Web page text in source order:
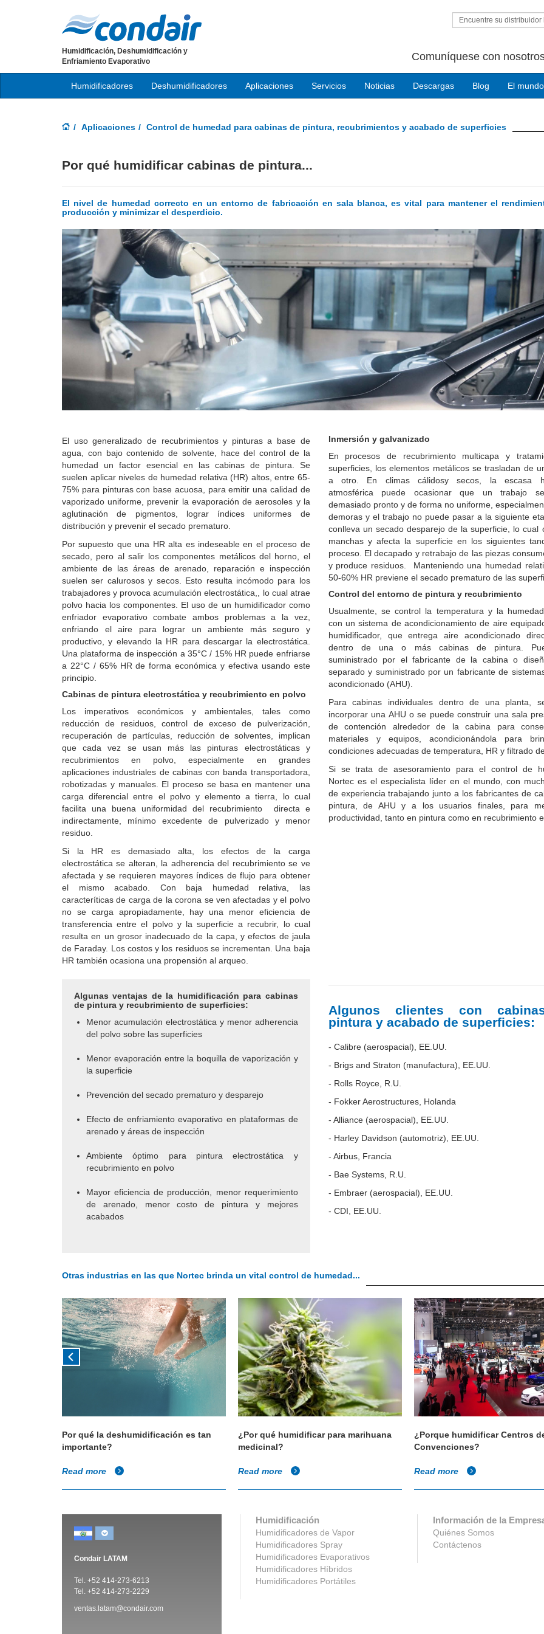
Encuentre su distribuidor
Comuníquese con
Humidificación, Deshumidificación y
Enfriamiento Evaporativo
Humidificadores Deshumidificadores Aplicaciones Servicios Noticias Descargas Blog El
Aplicaciones Control de humedad para cabinas de pintura, recubrimientos y acabado de superficies
Por qué humidificar cabinas de pintura...
El nivel de humedad correcto en un entorno de fabricación en sala blanca, es vital para mantener el
producción y minimizar el desperdicio.
El uso generalizado de recubrimientos y pinturas a base de
agua, con bajo contenido de solvente, hace del control de la
humedad un factor esencial en las cabinas de pintura. Se
suelen aplicar niveles de humedad relativa (HR) altos, entre 65-
75% para pinturas con base acuosa, para emitir una calidad de
vaporizado uniforme, prevenir la evaporación de aerosoles y la
aglutinación de pigmentos, lograr índices uniformes de
distribución y prevenir el secado prematuro.
Por supuesto que una HR alta es indeseable en el proceso de
secado, pero al salir los componentes metálicos del horno, el
ambiente de las áreas de arenado, reparación e inspección
suelen ser calurosos y secos. Esto resulta incómodo para los
trabajadores y provoca acumulación electrostática,, lo cual atrae
polvo hacia los componentes. El uso de un humidificador como
enfriador evaporativo combate ambos problemas a la vez,
enfriando el aire para lograr un ambiente más seguro y
productivo, y elevando la HR para descargar la electrostática.
Una plataforma de inspección a 35°C / 15% HR puede enfriarse
a 22°C / 65% HR de forma económica y efectiva usando este
principio.
Cabinas de pintura electrostática y recubrimiento en polvo
Los imperativos económicos y ambientales, tales como
reducción de residuos, control de exceso de pulverización,
recuperación de partículas, reducción de solventes, implican
que cada vez se usan más las pinturas electrostáticas y
recubrimientos en polvo, especialmente en grandes
aplicaciones industriales de cabinas con banda transportadora,
robotizadas y manuales. El proceso se basa en mantener una
carga diferencial entre el polvo y elemento a tierra, lo cual
facilita una buena uniformidad del recubrimiento directa e
indirectamente, mínimo excedente de pulverizado y menor
residuo.
Si la HR es demasiado alta, los efectos de la carga
electrostática se alteran, la adherencia del recubrimiento se ve
afectada y se requieren mayores índices de flujo para obtener
el mismo acabado. Con baja humedad relativa, las
caracteríticas de carga de la corona se ven afectadas y el polvo
no se carga apropiadamente, hay una menor eficiencia de
transferencia entre el polvo y la superficie a recubrir, lo cual
resulta en un grosor inadecuado de la capa, y efectos de jaula
de Faraday. Los costos y los residuos se incrementan. Una baja
HR también ocasiona una propensión al arqueo.
Inmersión y galvanizado
En procesos de recubrimiento multicapa y
superficies, los elementos metálicos se trasladan de
a otro. En climas cálidosy secos, la escasa
atmosférica puede ocasionar que un trabajo
demasiado pronto y de forma no uniforme,
demoras y el trabajo no puede pasar a la siguiente
conlleva un secado desparejo de la superficie, lo cual
manchas y afecta la superficie en los siguientes
proceso. El decapado y retrabajo de las piezas
y produce residuos. Manteniendo una humedad
50-60% HR previene el secado prematuro de las
Control del entorno de pintura y recubrimiento
Usualmente, se control la temperatura y la
con un sistema de acondicionamiento de aire
humidificador, que entrega aire acondicionado
dentro de una o más cabinas de pintura.
suministrado por el fabricante de la cabina o
separado y suministrado por un fabricante de
acondicionado (AHU).
Para cabinas individuales dentro de una planta,
incorporar una AHU o se puede construir una sala
de contención alrededor de la cabina para
materiales y equipos, acondicionándola para
condiciones adecuadas de temperatura, HR y filtrado
Si se trata de asesoramiento para el control de
Nortec es el especialista líder en el mundo, con
de experiencia trabajando junto a los fabricantes de
pintura, de AHU y a los usuarios finales, para
productividad, tanto en pintura como en recubrimiento
Algunas ventajas de la humidificación para cabinas
de pintura y recubrimiento de superficies:
Menor acumulación electrostática y menor adherencia
del polvo sobre las superficies
Menor evaporación entre la boquilla de vaporización y
la superficie
Prevención del secado prematuro y desparejo
Efecto de enfriamiento evaporativo en plataformas de
arenado y áreas de inspección
Ambiente óptimo para pintura electrostática y
recubrimiento en polvo
Mayor eficiencia de producción, menor requerimiento
de arenado, menor costo de pintura y mejores
acabados
Algunos clientes con
pintura y acabado de superficies:
- Calibre (aerospacial), EE.UU.
- Brigs and Straton (manufactura), EE.UU.
- Rolls Royce, R.U.
- Fokker Aerostructures, Holanda
- Alliance (aerospacial), EE.UU.
- Harley Davidson (automotriz), EE.UU.
- Airbus, Francia
- Bae Systems, R.U.
- Embraer (aerospacial), EE.UU.
- CDI, EE.UU.
Otras industrias en las que Nortec brinda un vital control de humedad...
Por qué la deshumidificación es tan
importante?
Read more
¿Por qué humidificar para marihuana
medicinal?
Read more
¿Porque humidificar Centros
Convenciones?
Read more
Condair LATAM
Tel. +52 414-273-6213
Tel. +52 414-273-2229
ventas.latam@condair.com
Humidificación
Humidificadores de Vapor
Humidificadores Spray
Humidificadores Evaporativos
Humidificadores Híbridos
Humidificadores Portátiles
Información de la
Quiénes Somos
Contáctenos